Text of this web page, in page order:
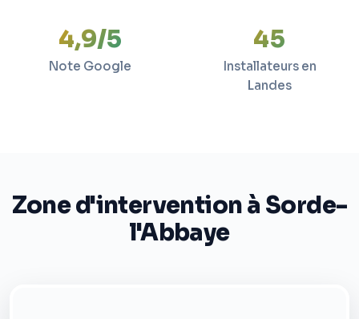
4,9/5
Note Google
45
Installateurs en
Landes
Zone d'intervention à Sorde-
l'Abbaye